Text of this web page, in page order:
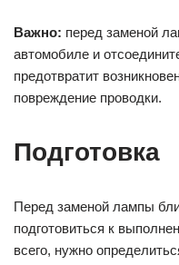
Важно: перед заменой
автомобиле и
предотвратит
повреждение проводки.
Подготовка
Перед заменой лампы
подготовиться к
всего, нужно